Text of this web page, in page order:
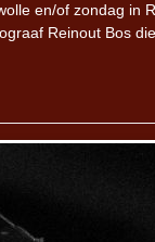
en/of zondag in
Reinout Bos